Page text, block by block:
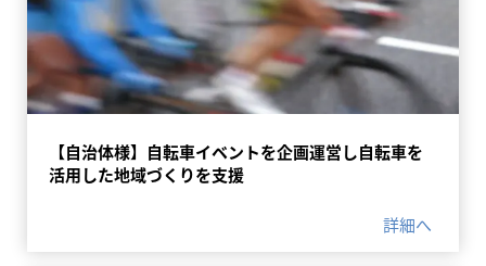
【自治体様】自転車イベントを企画運営し自転車を
活用した地域づくりを支援
詳細へ